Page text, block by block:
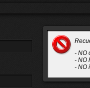
- NO
- NO
- NO